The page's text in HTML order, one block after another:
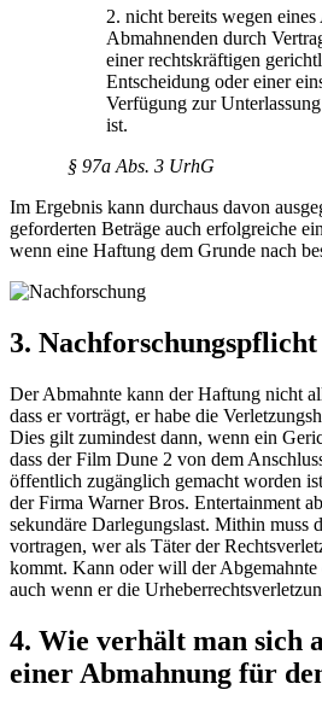
2. nicht bereits wegen eines
Abmahnenden durch
einer rechtskräftigen
Entscheidung oder einer
Verfügung zur
ist.
§ 97a Abs. 3 UrhG
Im Ergebnis kann durchaus davon
geforderten Beträge auch erfolgreiche
wenn eine Haftung dem Grunde nach
3. Nachforschungspflicht
Der Abmahnte kann der Haftung nicht
dass er vorträgt, er habe die
Dies gilt zumindest dann, wenn ein
dass der Film Dune 2 von dem
öffentlich zugänglich gemacht worden
der Firma Warner Bros. Entertainment
sekundäre Darlegungslast. Mithin muss
vortragen, wer als Täter der
kommt. Kann oder will der Abgemahnte
auch wenn er die
4. Wie verhält man sich
einer Abmahnung für